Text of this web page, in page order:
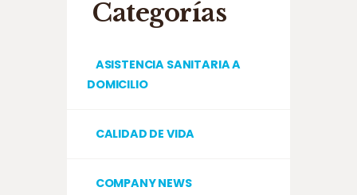
Categorías
ASISTENCIA SANITARIA A
DOMICILIO
CALIDAD DE VIDA
COMPANY NEWS